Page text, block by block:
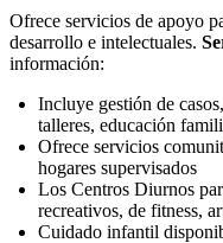
Ofrece servicios de apoyo
desarrollo e intelectuales.
información:
Incluye gestión de
talleres, educación
Ofrece servicios
hogares supervisados
Los Centros Diurnos
recreativos, de fitness,
Cuidado infantil